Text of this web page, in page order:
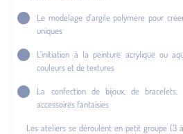
Le modelage d’argile polymère pour
uniques
L’initiation à la peinture acrylique ou
couleurs et de textures
La confection de bijoux, de
accessoires fantaisies
Les ateliers se déroulent en petit groupe (3